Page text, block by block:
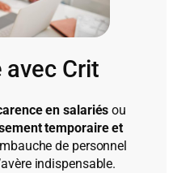
avec Crit
en salariés ou
temporaire et
de personnel
indispensable.